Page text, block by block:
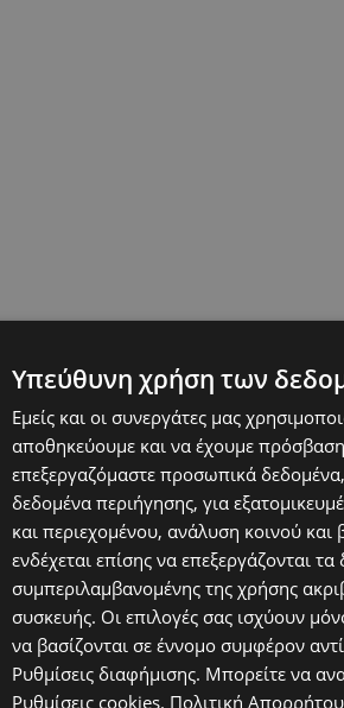
Υπεύθυνη χρήση των
Εμείς και οι συνεργάτες μας
αποθηκεύουμε και να έχουμε
επεξεργαζόμαστε προσωπικά
δεδομένα περιήγησης, για
και περιεχομένου, ανάλυση κοινού
ενδέχεται επίσης να επεξεργάζονται
συμπεριλαμβανομένης της χρήσης
συσκευής. Οι επιλογές σας ισχύουν
να βασίζονται σε έννομο συμφέρον
Ρυθμίσεις διαφήμισης. Μπορείτε να
Ρυθμίσεις cookies. Πολιτική Απορρήτου